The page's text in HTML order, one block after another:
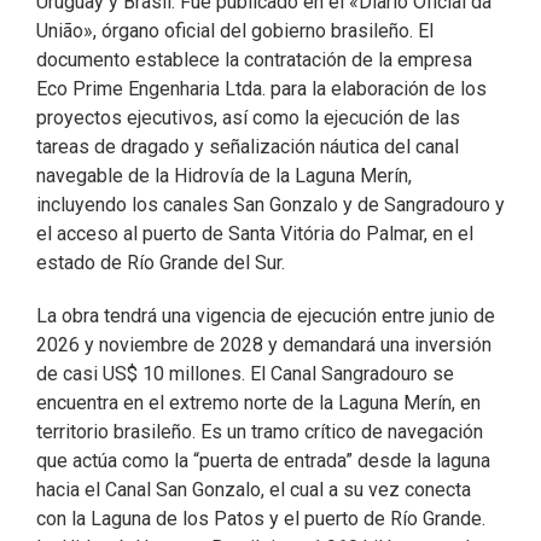
União», órgano oficial del gobierno brasileño. El
documento establece la contratación de la empresa
Eco Prime Engenharia Ltda. para la elaboración de los
proyectos ejecutivos, así como la ejecución de las
tareas de dragado y señalización náutica del canal
navegable de la Hidrovía de la Laguna Merín,
incluyendo los canales San Gonzalo y de Sangradouro y
el acceso al puerto de Santa Vitória do Palmar, en el
estado de Río Grande del Sur.
La obra tendrá una vigencia de ejecución entre junio de
2026 y noviembre de 2028 y demandará una inversión
de casi US$ 10 millones. El Canal Sangradouro se
encuentra en el extremo norte de la Laguna Merín, en
territorio brasileño. Es un tramo crítico de navegación
que actúa como la “puerta de entrada” desde la laguna
hacia el Canal San Gonzalo, el cual a su vez conecta
con la Laguna de los Patos y el puerto de Río Grande.